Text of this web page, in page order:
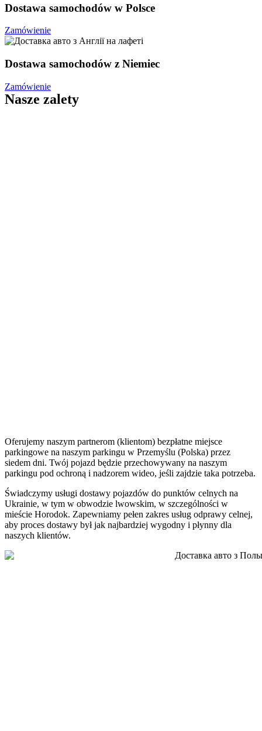
Dostawa samochodów w Polsce
Zamówienie
Dostawa samochodów z Niemiec
Zamówienie
Nasze zalety
Oferujemy naszym partnerom (klientom) bezpłatne miejsce
parkingowe na naszym parkingu w Przemyślu (Polska) przez
siedem dni. Twój pojazd będzie przechowywany na naszym
parkingu pod ochroną i nadzorem wideo, jeśli zajdzie taka potrzeba.
Świadczymy usługi dostawy pojazdów do punktów celnych na
Ukrainie, w tym w obwodzie lwowskim, w szczególności w
mieście Horodok. Zapewniamy pełen zakres usług odprawy celnej,
aby proces dostawy był jak najbardziej wygodny i płynny dla
naszych klientów.